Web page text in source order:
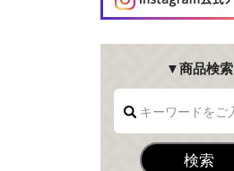
▼商品検索
検索